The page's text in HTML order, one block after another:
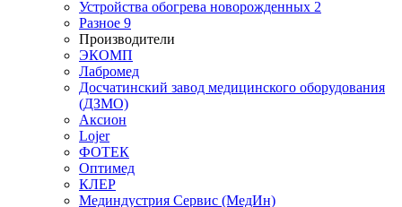
Устройства обогрева новорожденных 2
Разное 9
Производители
ЭКОМП
Лабромед
Досчатинский завод медицинского оборудования
(ДЗМО)
Аксион
Lojer
ФОТЕК
Оптимед
КЛЕР
Мединдустрия Сервис (МедИн)